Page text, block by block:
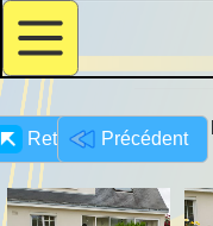
Retour Précédent